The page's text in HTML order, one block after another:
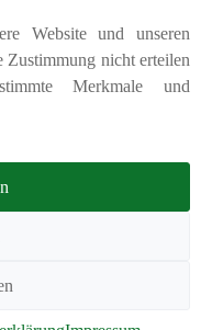
Website und unseren
Zustimmung nicht erteilen
Merkmale und